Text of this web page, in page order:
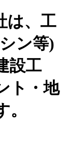
は、工
ン等)
設工
ト・地